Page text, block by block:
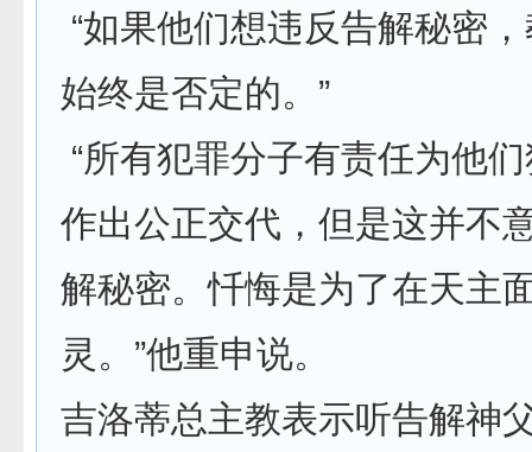
“如果他们想违反告解秘密
始终是否定的。”
“所有犯罪分子有责任为他
作出公正交代，但是这并不
解秘密。忏悔是为了在天主
灵。”他重申说。
吉洛蒂总主教表示听告解神